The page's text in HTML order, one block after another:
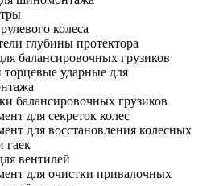
колеса
глубины протектора
балансировочных грузиков
торцевые ударные для
балансировочных грузиков
для секреток колес
для восстановления колесных
гаек
вентилей
для очистки привалочных